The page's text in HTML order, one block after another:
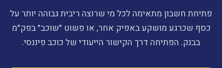
פתיחת חשבון מתאימה לכל מי שרוצה ריבית גבוהה יותר על
כסף שכרגע מושקע באפיק אחר, או פשוט ״שוכב״ בפק״מ
בבנק. הפתיחה דרך הקישור הייעודי של כוכב פיננסי.